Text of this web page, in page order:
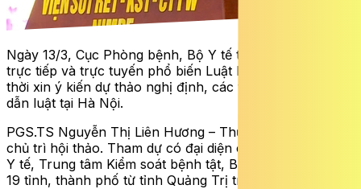
Ngày 13/3, Cục Phòng bệnh, Bộ Y tế tổ chức hội thảo
trực tiếp và trực tuyến phổ biến Luật Phòng bệnh, đồng
thời xin ý kiến dự thảo nghị định, các thông tư hướng
dẫn luật tại Hà Nội.
PGS.TS Nguyễn Thị Liên Hương – Thứ trưởng Bộ Y tế
chủ trì hội thảo. Tham dự có đại diện các Bộ, ngành, Sở
Y tế, Trung tâm Kiểm soát bệnh tật, Bệnh viện đa khoa
19 tỉnh, thành phố từ tỉnh Quảng Trị trở ra.